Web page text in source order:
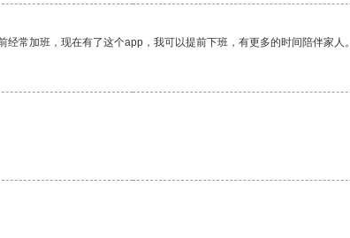
常加班，现在有了这个app，我可以提前下班，有更多的时间陪伴家人。